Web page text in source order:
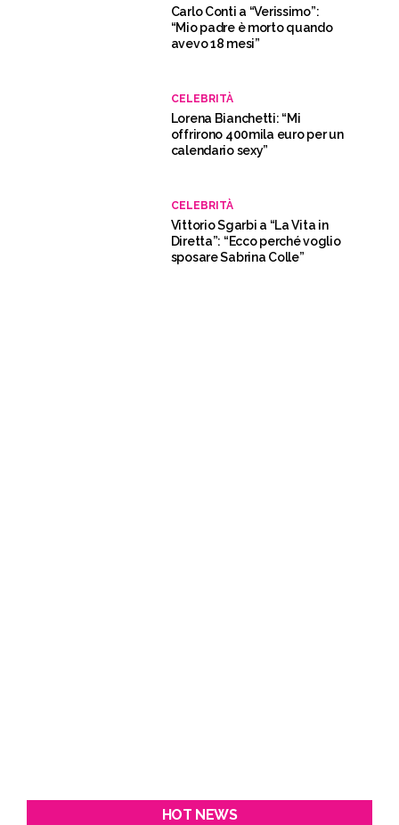
Carlo Conti a “Verissimo”:
“Mio padre è morto quando
avevo 18 mesi”
CELEBRITÀ
Lorena Bianchetti: “Mi
offrirono 400mila euro per un
calendario sexy”
CELEBRITÀ
Vittorio Sgarbi a “La Vita in
Diretta”: “Ecco perché voglio
sposare Sabrina Colle”
HOT NEWS